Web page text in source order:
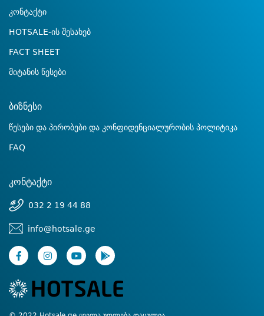
კონტაქტი
HOTSALE-ის შესახებ
FACT SHEET
მიტანის წესები
ბიზნესი
წესები და პირობები და კონფიდენციალურობის პოლიტიკა
FAQ
კონტაქტი
032 2 19 44 88
info@hotsale.ge